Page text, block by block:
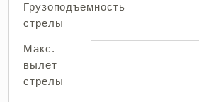
Грузоподъемность
стрелы
Макс.
вылет
стрелы